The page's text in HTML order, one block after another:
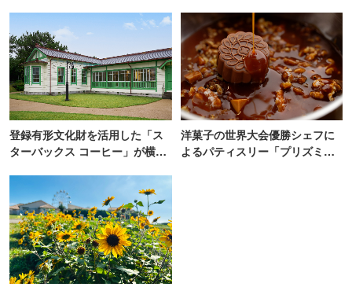
登録有形文化財を活用した「ス
ターバックス コーヒー」が横
洋菓子の世界大会優勝シェフに
よるパティスリー「プリズミッ